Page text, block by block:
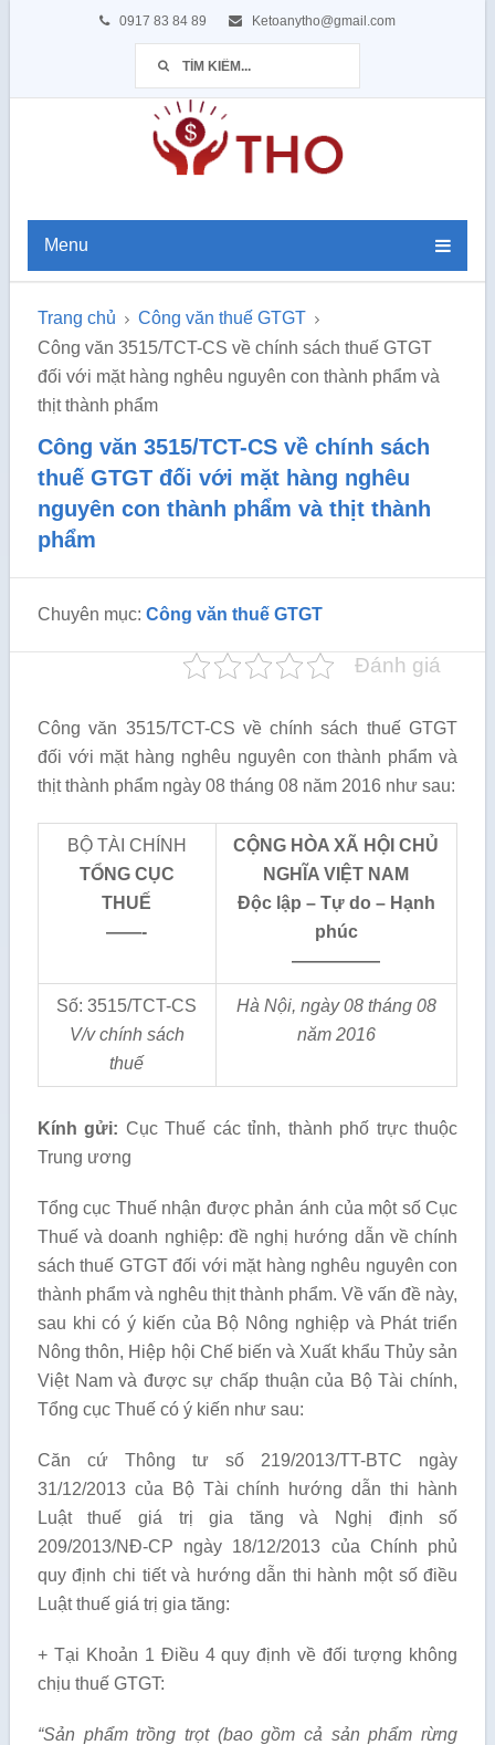
0917 83 84 89 Ketoanytho@gmail.com
Menu
Trang chủ
Công văn thuế GTGT
Công văn 3515/TCT-CS về chính sách thuế GTGT
đối với mặt hàng nghêu nguyên con thành phẩm và
thịt thành phẩm
Công văn 3515/TCT-CS về chính sách
thuế GTGT đối với mặt hàng nghêu
nguyên con thành phẩm và thịt thành
phẩm
Chuyên mục: Công văn thuế GTGT
Đánh giá
Công văn 3515/TCT-CS về chính sách thuế GTGT
đối với mặt hàng nghêu nguyên con thành phẩm và
thịt thành phẩm ngày 08 tháng 08 năm 2016 như sau:
BỘ TÀI CHÍNH
TỔNG CỤC
THU Ế
——-
CỘNG HÒA XÃ HỘI CHỦ
NGHĨA VIỆT NAM
Độc lập – Tự do – Hạnh
phúc
—————
Số: 3515/TCT-CS
V/v chính sách
thuế
Hà Nội, ngày08tháng08
năm 2016
Kính gửi: Cục Thuế các tỉnh, thành phố trực thuộc
Trung ương
Tổng cục Thuế nhận được phản ánh của một số Cục
Thuế và doanh nghiệp: đề nghị hướng dẫn về chính
sách thuế GTGT đối với mặt hàng nghêu nguyên con
thành phẩm và nghêu thịt thành phẩm. Về vấn đề này,
sau khi có ý kiến của Bộ Nông nghiệp và Phát triển
Nông thôn, Hiệp hội Chế biến và Xuất khẩu Thủy sản
Việt Nam và được sự chấp thuận của Bộ Tài chính,
Tổng cục Thuế có ý kiến như sau:
Căn cứ Thông tư số 219/2013/TT-BTC ngày
31/12/2013 của Bộ Tài chính hướng dẫn thi hành
Luật thuế giá trị gia tăng và Nghị định số
209/2013/NĐ-CP ngày 18/12/2013 của Chính phủ
quy định chi tiết và hướng dẫn thi hành một số điều
Luật thuế giá trị gia tăng:
+ Tại Khoản 1 Điều 4 quy định về đối tượng không
chịu thuế GTGT:
“Sản phẩm trồng trọt (bao gồm cả sản phẩm rừng